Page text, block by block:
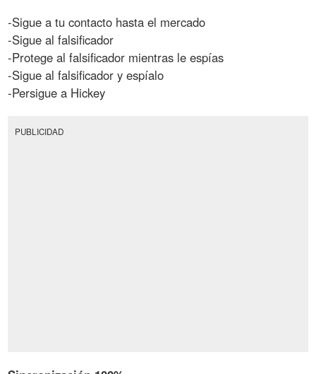
-Sigue a tu contacto hasta el mercado
-Sigue al falsificador
-Protege al falsificador mientras le espías
-Sigue al falsificador y espíalo
-Persigue a Hickey
PUBLICIDAD